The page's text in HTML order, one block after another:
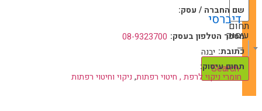
תחום
עיסוק
— Choose One —
שם החברה / עסק:
דיברסי
מספר הטלפון בעסק: 08-9323700
כתובת: יבנה
תחום עיסוק:
חומרי ניקוי לרפת , חיטוי רפתות,ניקוי וחיטוי רפתות